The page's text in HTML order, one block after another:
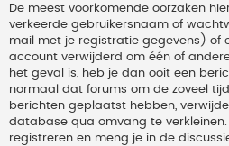
De meest voorkomende oorzaken
verkeerde gebruikersnaam of
mail met je registratie gegevens) of
account verwijderd om één of
het geval is, heb je dan ooit een
normaal dat forums om de zoveel
berichten geplaatst hebben,
database qua omvang te
registreren en meng je in de